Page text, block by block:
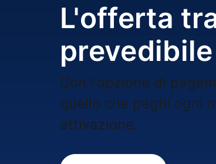
L'offerta
prevedibile
Con l'opzione di
quello che paghi ogni
attivazione.